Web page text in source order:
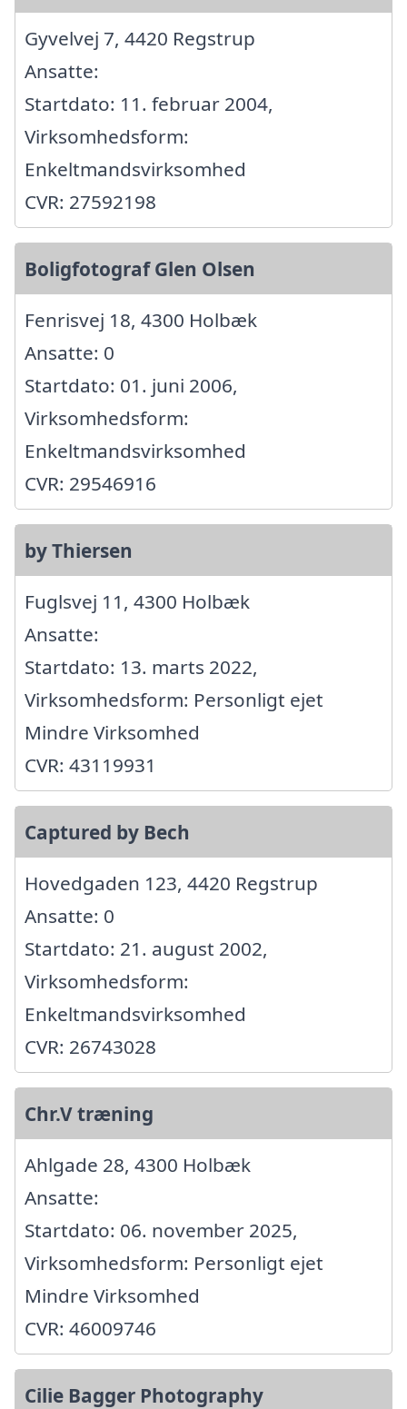
Gyvelvej 7, 4420 Regstrup
Ansatte:
Startdato: 11. februar 2004,
Virksomhedsform:
Enkeltmandsvirksomhed
CVR: 27592198
Boligfotograf Glen Olsen
Fenrisvej 18, 4300 Holbæk
Ansatte: 0
Startdato: 01. juni 2006,
Virksomhedsform:
Enkeltmandsvirksomhed
CVR: 29546916
by Thiersen
Fuglsvej 11, 4300 Holbæk
Ansatte:
Startdato: 13. marts 2022,
Virksomhedsform: Personligt ejet
Mindre Virksomhed
CVR: 43119931
Captured by Bech
Hovedgaden 123, 4420 Regstrup
Ansatte: 0
Startdato: 21. august 2002,
Virksomhedsform:
Enkeltmandsvirksomhed
CVR: 26743028
Chr.V træning
Ahlgade 28, 4300 Holbæk
Ansatte:
Startdato: 06. november 2025,
Virksomhedsform: Personligt ejet
Mindre Virksomhed
CVR: 46009746
Cilie Bagger Photography